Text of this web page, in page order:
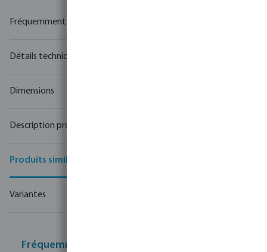
Fréquemment achetés ensemble
Détails techniques
Dimensions
Description produit
Produits similaires
Variantes
Fréquemment achetés ensemble